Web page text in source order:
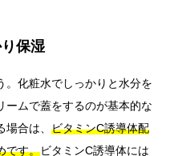
保湿
。化粧水でしっかりと水分を
ームで蓋をするのが基本的な
合は、 ビタミンC誘導体配
です。ビタミンC誘導体には